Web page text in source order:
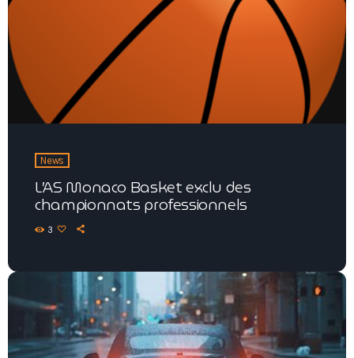
News
L’AS Monaco Basket exclu des
championnats professionnels
3